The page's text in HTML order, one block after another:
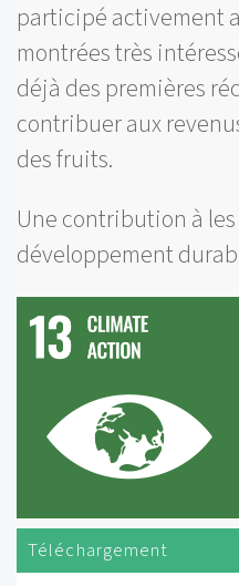
participé activement
montrées très
déjà des premières
contribuer aux
des fruits.
Une contribution à
développement
Téléchargement